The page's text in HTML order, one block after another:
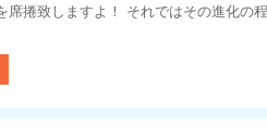
席捲致しますよ！ それではその進化の